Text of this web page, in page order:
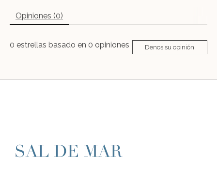
Opiniones (0)
0 estrellas basado en 0 opiniones Denos su opinión